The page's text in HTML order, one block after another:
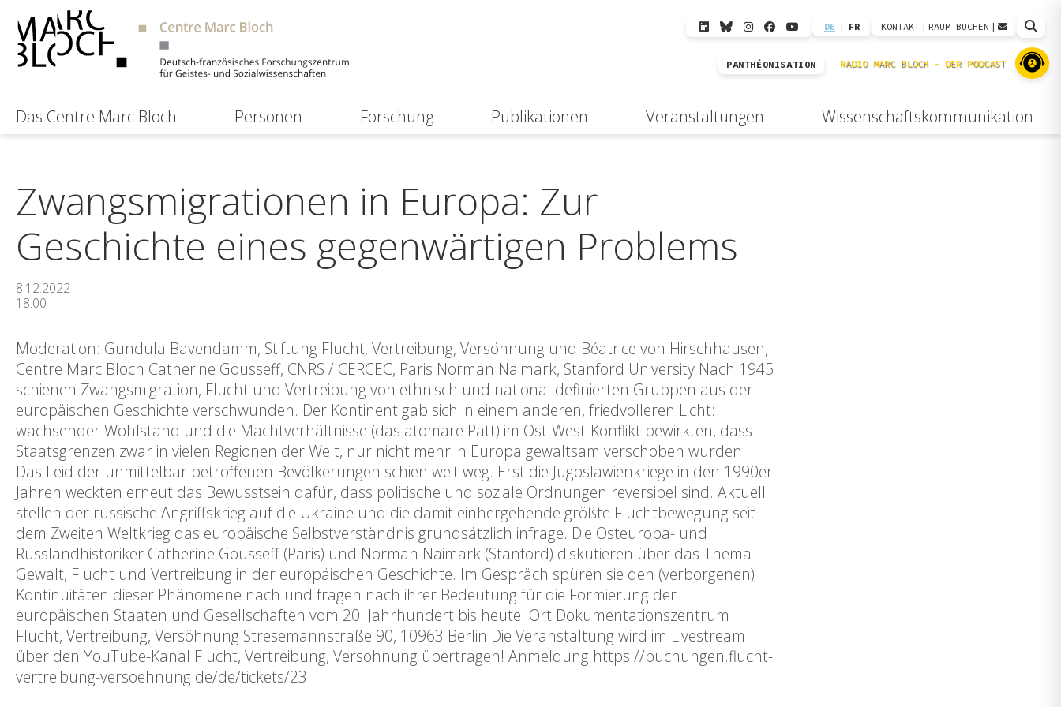
DE | FR KONTAKT | RAUM BUCHEN |
PANTHÉONISATION
Das Centre Marc Bloch Personen Forschung Publikationen Veranstaltungen Wissenschaftskommunikation
Zwangsmigrationen in Europa: Zur
Geschichte eines gegenwärtigen Problems
8.12.2022
18:00
Moderation: Gundula Bavendamm, Stiftung Flucht, Vertreibung, Versöhnung und Béatrice von Hirschhausen,
Centre Marc Bloch Catherine Gousseff, CNRS / CERCEC, Paris Norman Naimark, Stanford University Nach 1945
schienen Zwangsmigration, Flucht und Vertreibung von ethnisch und national definierten Gruppen aus der
europäischen Geschichte verschwunden. Der Kontinent gab sich in einem anderen, friedvolleren Licht:
wachsender Wohlstand und die Machtverhältnisse (das atomare Patt) im Ost-West-Konflikt bewirkten, dass
Staatsgrenzen zwar in vielen Regionen der Welt, nur nicht mehr in Europa gewaltsam verschoben wurden.
Das Leid der unmittelbar betroffenen Bevölkerungen schien weit weg. Erst die Jugoslawienkriege in den 1990er
Jahren weckten erneut das Bewusstsein dafür, dass politische und soziale Ordnungen reversibel sind. Aktuell
stellen der russische Angriffskrieg auf die Ukraine und die damit einhergehende größte Fluchtbewegung seit
dem Zweiten Weltkrieg das europäische Selbstverständnis grundsätzlich infrage. Die Osteuropa- und
Russlandhistoriker Catherine Gousseff (Paris) und Norman Naimark (Stanford) diskutieren über das Thema
Gewalt, Flucht und Vertreibung in der europäischen Geschichte. Im Gespräch spüren sie den (verborgenen)
Kontinuitäten dieser Phänomene nach und fragen nach ihrer Bedeutung für die Formierung der
europäischen Staaten und Gesellschaften vom 20. Jahrhundert bis heute. Ort Dokumentationszentrum
Flucht, Vertreibung, Versöhnung Stresemannstraße 90, 10963 Berlin Die Veranstaltung wird im Livestream
über den YouTube-Kanal Flucht, Vertreibung, Versöhnung übertragen! Anmeldung https://buchungen.flucht-
vertreibung-versoehnung.de/de/tickets/23